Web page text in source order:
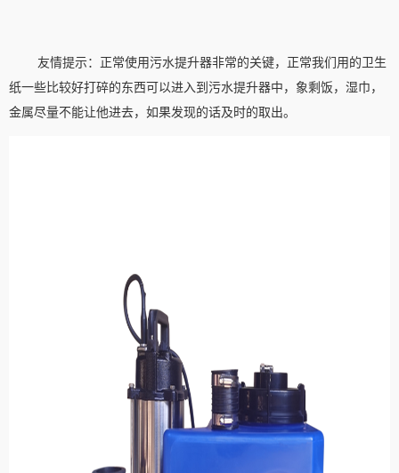
友情提示：正常使用污水提升器非常的关键，正常我们用的卫生
纸一些比较好打碎的东西可以进入到污水提升器中，象剩饭，湿巾，
金属尽量不能让他进去，如果发现的话及时的取出。